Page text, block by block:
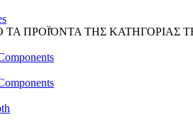
ΤΑ ΠΡΟΪΌΝΤΑ ΤΗΣ ΚΑΤΗΓΟΡΙΑΣ